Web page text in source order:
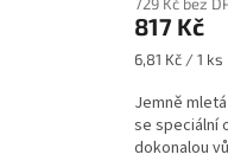
817 Kč
Měrná
6,81 Kč / 1 ks
Jemně
se speciální
dokonalou